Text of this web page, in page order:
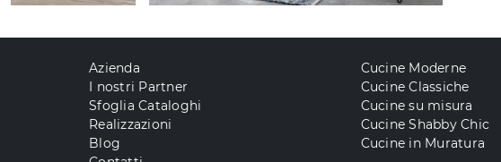
Azienda
I nostri Partner
Sfoglia Cataloghi
Realizzazioni
Blog
Cucine Moderne
Cucine Classiche
Cucine su misura
Cucine Shabby Chic
Cucine in Muratura